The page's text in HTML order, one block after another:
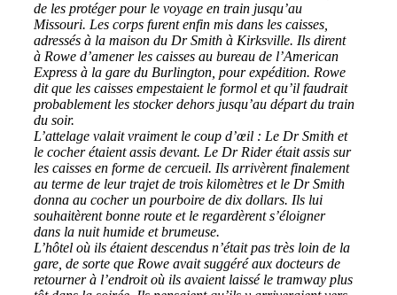
de les protéger pour le voyage en train jusqu’au
Missouri. Les corps furent enfin mis dans les caisses,
adressés à la maison du Dr Smith à Kirksville. Ils dirent
à Rowe d’amener les caisses au bureau de l’American
Express à la gare du Burlington, pour expédition. Rowe
dit que les caisses empestaient le formol et qu’il faudrait
probablement les stocker dehors jusqu’au départ du train
du soir.
L’attelage valait vraiment le coup d’œil : Le Dr Smith et
le cocher étaient assis devant. Le Dr Rider était assis sur
les caisses en forme de cercueil. Ils arrivèrent finalement
au terme de leur trajet de trois kilomètres et le Dr Smith
donna au cocher un pourboire de dix dollars. Ils lui
souhaitèrent bonne route et le regardèrent s’éloigner
dans la nuit humide et brumeuse.
L’hôtel où ils étaient descendus n’était pas très loin de la
gare, de sorte que Rowe avait suggéré aux docteurs de
retourner à l’endroit où ils avaient laissé le tramway plus